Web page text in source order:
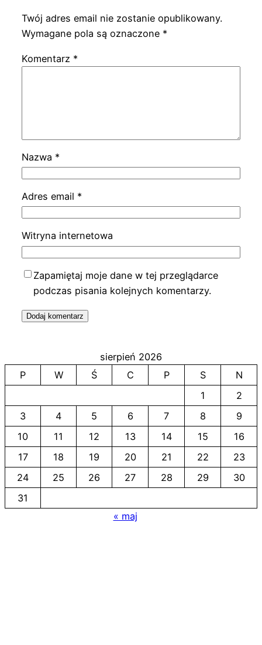
Twój adres email nie zostanie opublikowany.
Wymagane pola są oznaczone *
Komentarz *
Nazwa *
Adres email *
Witryna internetowa
Zapamiętaj moje dane w tej przeglądarce
podczas pisania kolejnych komentarzy.
sierpień 2026
P
W Ś C P S
N
1
2
3
4 5 6 7 8
9
10
11 12 13 14 15
16
17
18 19 20 21 22
23
24
25 26 27 28 29
30
31
« maj